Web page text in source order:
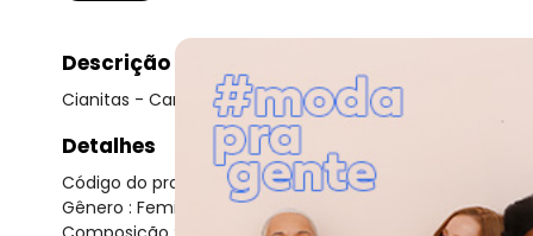
Descrição
Cianitas - Camiseta Feminina Preta Coconut - Preto
Detalhes
Código do produto: 23666622
Gênero : Feminino